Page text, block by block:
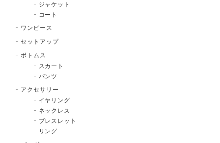
ジャケット
コート
ワンピース
セットアップ
ボトムス
スカート
パンツ
アクセサリー
イヤリング
ネックレス
ブレスレット
リング